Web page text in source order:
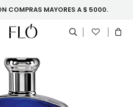
COMPRAS MAYORES A $ 5000.